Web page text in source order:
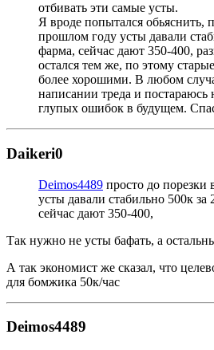
отбивать эти самые усты.
Я вроде попытался обьяснить,
прошлом году усты давали
фарма, сейчас дают 350-400,
остался тем же, по этому
более хорошими. В любом
написании треда и постараюсь
глупых ошибок в будущем.
Daikeri0
Deimos4489 просто до
усты давали стабильно 500к
сейчас дают 350-400,
Так нужно не усты бафать, а
А так экономист же сказал, что
для бомжика 50к/час
Deimos4489